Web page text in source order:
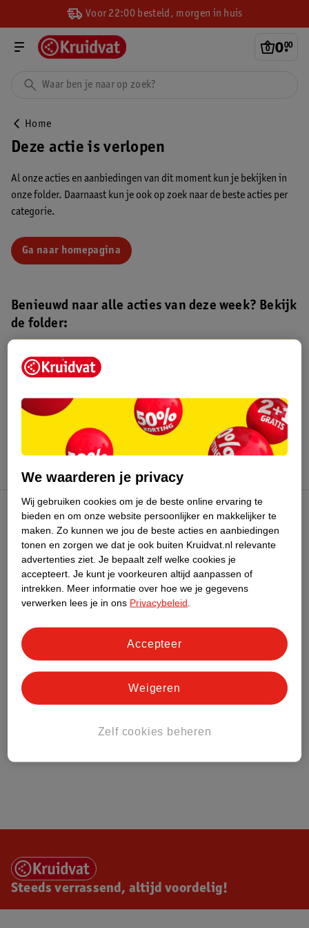
Voor 22:00 besteld, morgen in huis
0.
00
Home
Deze actie is verlopen
Al onze acties en aanbiedingen van dit moment kun je bekijken in
onze folder. Daarnaast kun je ook op zoek naar de beste acties per
categorie.
Ga naar homepagina
Benieuwd naar alle acties van deze week? Bekijk
de folder:
Kruidvat folder
augustus 2026.
Kruidvat Club
Klantenservice
Over Kruidvat
Steeds verrassend, altijd voordelig!
We waarderen je privacy
Wij gebruiken cookies om je de beste online ervaring te
bieden en om onze website persoonlijker en makkelijker te
maken. Zo kunnen we jou de beste acties en aanbiedingen
tonen en zorgen we dat je ook buiten Kruidvat.nl relevante
advertenties ziet. Je bepaalt zelf welke cookies je
accepteert. Je kunt je voorkeuren altijd aanpassen of
intrekken.
Meer informatie over hoe we je gegevens
verwerken lees je in ons Privacybeleid
Zelf cookies beheren
Weigeren
Accepteer